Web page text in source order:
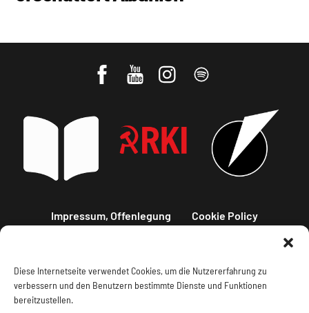
Diese Internetseite verwendet Cookies, um die Nutzererfahrung zu
verbessern und den Benutzern bestimmte Dienste und Funktionen
bereitzustellen.
Impressum, Offenlegung Cookie Policy